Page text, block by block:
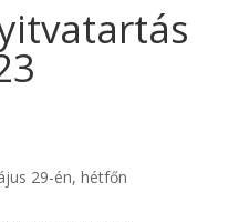
29-én, hétfőn